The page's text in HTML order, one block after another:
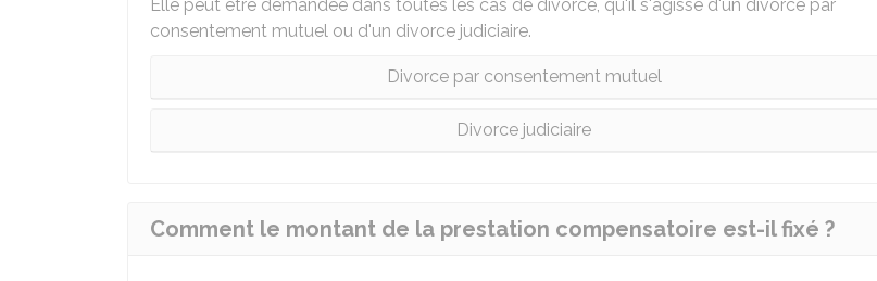
Elle peut être demandée dans toutes les cas de divorce, qu'il s'agisse d'un divorce par
consentement mutuel ou d'un divorce judiciaire.
Divorce par consentement mutuel
Divorce judiciaire
Comment le montant de la prestation compensatoire est-il fixé ?